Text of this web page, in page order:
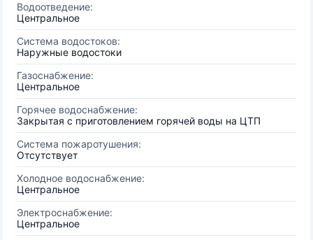
Водоотведение:
Центральное
Система водостоков:
Наружные водостоки
Газоснабжение:
Центральное
Горячее водоснабжение:
Закрытая с приготовлением горячей воды на ЦТП
Система пожаротушения:
Отсутствует
Холодное водоснабжение:
Центральное
Электроснабжение:
Центральное